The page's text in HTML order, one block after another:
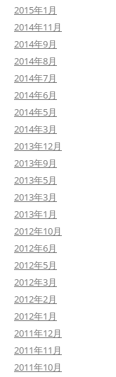
2015年1月
2014年11月
2014年9月
2014年8月
2014年7月
2014年6月
2014年5月
2014年3月
2013年12月
2013年9月
2013年5月
2013年3月
2013年1月
2012年10月
2012年6月
2012年5月
2012年3月
2012年2月
2012年1月
2011年12月
2011年11月
2011年10月